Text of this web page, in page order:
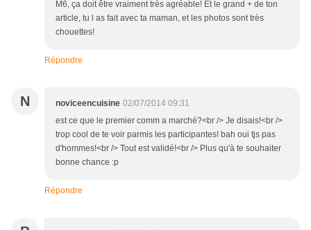
M6, ça doit être vraiment très agréable! Et le grand + de ton
article, tu l as fait avec ta maman, et les photos sont très
chouettes!
Répondre
N noviceencuisine 02/07/2014 09:31
est ce que le premier comm a marché?<br /> Je disais!<br />
trop cool de te voir parmis les participantes! bah oui tjs pas
d'hommes!<br /> Tout est validé!<br /> Plus qu'à te souhaiter
bonne chance :p
Répondre